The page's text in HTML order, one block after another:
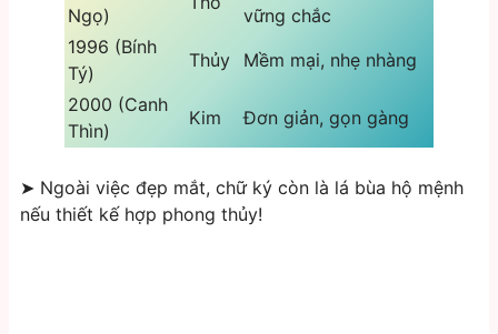
Ngọ)
vững chắc
1996 (Bính
Tý)
Thủy
Mềm mại, nhẹ nhàng
2000 (Canh
Thìn)
Kim Đơn giản, gọn gàng
➤ Ngoài việc đẹp mắt, chữ ký còn là lá bùa hộ mệnh
nếu thiết kế hợp phong thủy!